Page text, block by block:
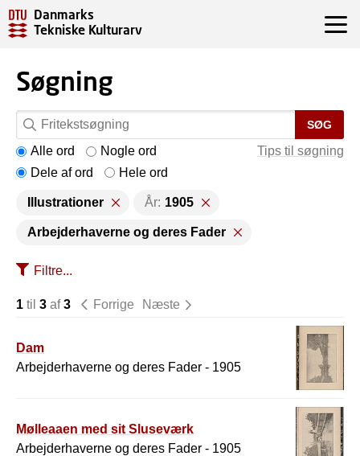
Danmarks
Tekniske Kulturarv
Søgning
SØG
Tips til søgning
Alle ord
Nogle ord
Dele af ord
Hele ord
Illustrationer År: 1905
Arbejderhaverne og deres Fader
Filtre...
1 til 3 af3 Forrige Næste
Dam
Arbejderhaverne og deres Fader - 1905
Mølleaaen med sit Sluseværk
Arbejderhaverne og deres Fader - 1905